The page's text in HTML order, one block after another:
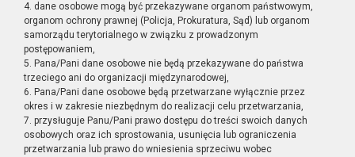
4. dane osobowe mogą być przekazywane organom państwowym,
organom ochrony prawnej (Policja, Prokuratura, Sąd) lub organom
samorządu terytorialnego w związku z prowadzonym
postępowaniem,
5. Pana/Pani dane osobowe nie będą przekazywane do państwa
trzeciego ani do organizacji międzynarodowej,
6. Pana/Pani dane osobowe będą przetwarzane wyłącznie przez
okres i w zakresie niezbędnym do realizacji celu przetwarzania,
7. przysługuje Panu/Pani prawo dostępu do treści swoich danych
osobowych oraz ich sprostowania, usunięcia lub ograniczenia
przetwarzania lub prawo do wniesienia sprzeciwu wobec